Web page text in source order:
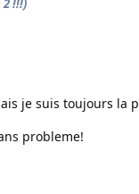
!!!)
je suis toujours la
probleme!